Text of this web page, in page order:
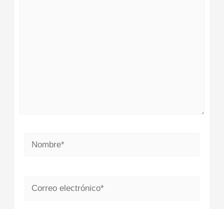
Nombre*
Correo